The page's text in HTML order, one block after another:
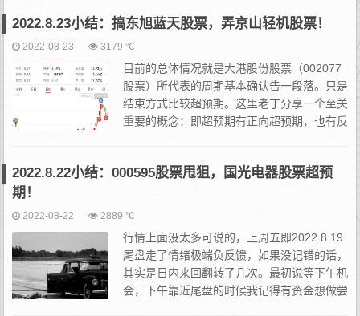
2022.8.23小结：搞东旭蓝天股票，弄京山轻机股票！
2022-08-23 3179 ℃
目前的总体情况就是大港股份股票（002077
股票）所代表的周期基本确认告一段落。只是
结束方式比较超预期。这里老丁分享一个至关
重要的概念：即超预期有正向超预期，也有反
2022.8.22小结：000595股票甩狙，国光电器股票超预
期！
2022-08-22 2889 ℃
行情上面没太多可说的，上周五即2022.8.19
尾盘走了情绪极端负反馈，如果没记错的话，
其实是日内来回翻转了几次。最初说等下午机
会，下午靠近尾盘的时候我记得有资金想做尝